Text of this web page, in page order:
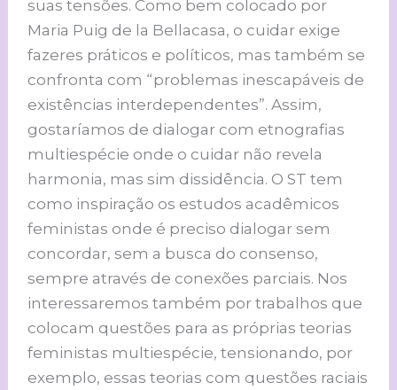
suas tensões. Como bem colocado por
Maria Puig de la Bellacasa, o cuidar exige
fazeres práticos e políticos, mas também se
confronta com “problemas inescapáveis de
existências interdependentes”. Assim,
gostaríamos de dialogar com etnografias
multiespécie onde o cuidar não revela
harmonia, mas sim dissidência. O ST tem
como inspiração os estudos acadêmicos
feministas onde é preciso dialogar sem
concordar, sem a busca do consenso,
sempre através de conexões parciais. Nos
interessaremos também por trabalhos que
colocam questões para as próprias teorias
feministas multiespécie, tensionando, por
exemplo, essas teorias com questões raciais